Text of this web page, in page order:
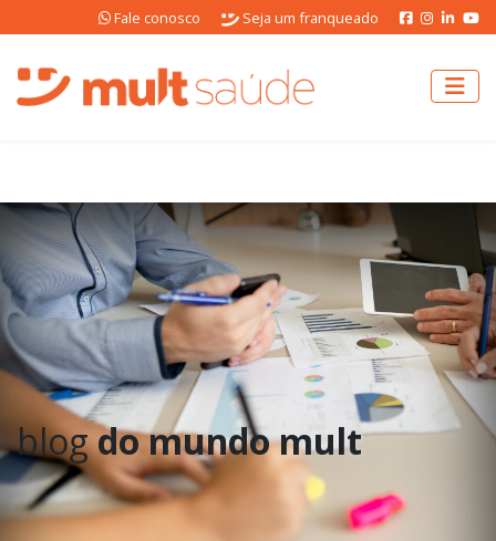
Fale conosco Seja um franqueado
blogdo mundo mult